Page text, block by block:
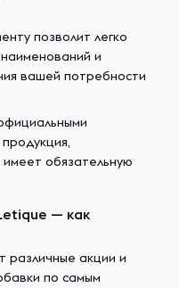
позволит легко
и
вашей потребности
обязательную
— как
различные акции и
по самым